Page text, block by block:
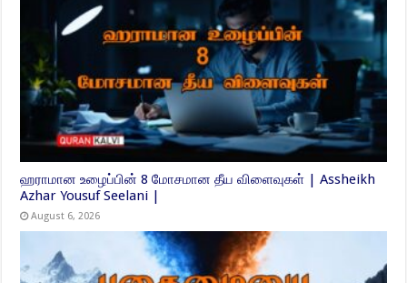
ஹராமான உழைப்பின் 8 மோசமான தீய விளைவுகள் | Assheikh
Azhar Yousuf Seelani |
August 6, 2026